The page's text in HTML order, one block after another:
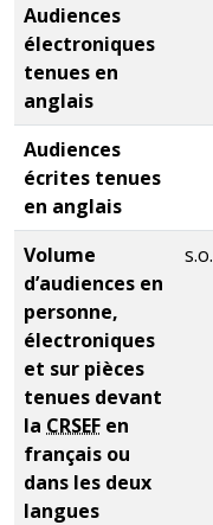
Audiences
électroniques
tenues en
anglais
Audiences
écrites tenues
en anglais
Volume
d’audiences en
personne,
électroniques
et sur pièces
tenues devant
la CRSEF en
français ou
dans les deux
langues
s.o.